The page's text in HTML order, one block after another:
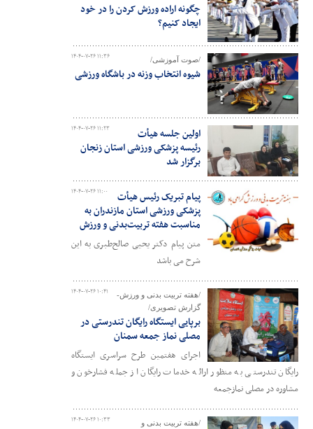
چگونه اراده ورزش کردن را در خود
ایجاد کنیم؟
۱۴۰۴-۰۷-۲۶ ۱۱:۳۶ /صوت آموزشی/
شیوه انتخاب وزنه در باشگاه ورزشی
۱۴۰۴-۰۷-۲۶ ۱۱:۲۳
اولین جلسه هیأت
رئیسه پزشکی ورزشی استان زنجان
برگزار شد
۱۴۰۴-۰۷-۲۶ ۱۱:۰۰
پیام تبریک رئیس هیأت
پزشکی ورزشی استان مازندران به
مناسبت هفته تربیت‌بدنی و ورزش
متن پیام دکتر یحیی صالح‌طبری به این
شرح می باشد
۱۴۰۴-۰۷-۲۶ ۱۰:۴۱
/هفته تربیت بدنی و ورزش-
گزارش تصویری/
برپایی ایستگاه رایگان تندرستی در
مصلی نماز جمعه سمنان
اجرای هفتمین طرح سراسری ایستگاه
رایگان تندرستی به منظور ارائه خدمات رایگان از جمله فشارخون و
مشاوره در مصلی نمازجمعه
۱۴۰۴-۰۷-۲۶ ۱۰:۳۳
/هفته تربیت بدنی و